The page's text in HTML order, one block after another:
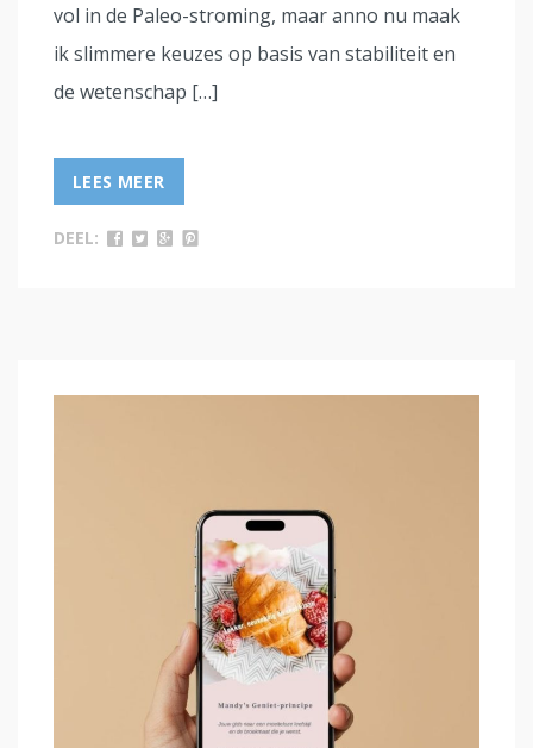
vol in de Paleo-stroming, maar anno nu maak
ik slimmere keuzes op basis van stabiliteit en
de wetenschap […]
LEES MEER
DEEL: